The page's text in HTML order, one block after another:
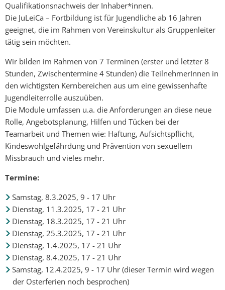
Qualifikationsnachweis der Inhaber*innen.
Die JuLeiCa – Fortbildung ist für Jugendliche ab 16 Jahren
geeignet, die im Rahmen von Vereinskultur als Gruppenleiter
tätig sein möchten.
Wir bilden im Rahmen von 7 Terminen (erster und letzter 8
Stunden, Zwischentermine 4 Stunden) die TeilnehmerInnen in
den wichtigsten Kernbereichen aus um eine gewissenhafte
Jugendleiterrolle auszuüben.
Die Module umfassen u.a. die Anforderungen an diese neue
Rolle, Angebotsplanung, Hilfen und Tücken bei der
Teamarbeit und Themen wie: Haftung, Aufsichtspflicht,
Kindeswohlgefährdung und Prävention von sexuellem
Missbrauch und vieles mehr.
Termine:
Samstag, 8.3.2025, 9 - 17 Uhr
Dienstag, 11.3.2025, 17 - 21 Uhr
Dienstag, 18.3.2025, 17 - 21 Uhr
Dienstag, 25.3.2025, 17 - 21 Uhr
Dienstag, 1.4.2025, 17 - 21 Uhr
Dienstag, 8.4.2025, 17 - 21 Uhr
Samstag, 12.4.2025, 9 - 17 Uhr (dieser Termin wird wegen
der Osterferien noch besprochen)